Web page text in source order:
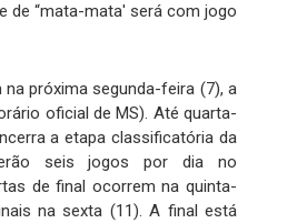
de “mata-mata' será com jogo
próxima segunda-feira (7), a
oficial de MS). Até quarta-
a etapa classificatória da
seis jogos por dia no
de final ocorrem na quinta-
na sexta (11). A final está